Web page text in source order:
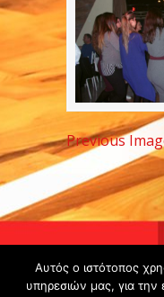
Previous
Αυτός ο ιστότοπος
υπηρεσιών μας, για την